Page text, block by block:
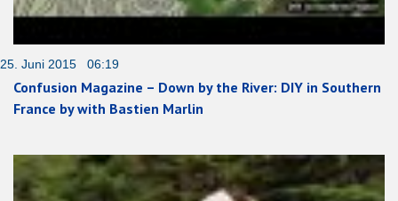
25. Juni 2015 06:19
Confusion Magazine – Down by the River: DIY in Southern
France by with Bastien Marlin